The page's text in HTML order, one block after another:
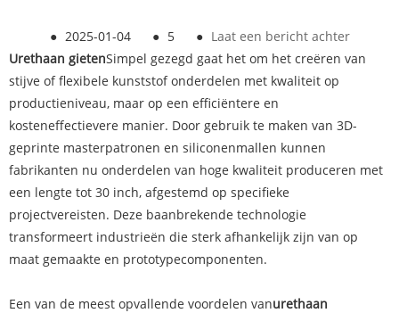
● 2025-01-04 ● 5 ● Laat een bericht achter
Urethaan gietenSimpel gezegd gaat het om het creëren van
stijve of flexibele kunststof onderdelen met kwaliteit op
productieniveau, maar op een efficiëntere en
kosteneffectievere manier. Door gebruik te maken van 3D-
geprinte masterpatronen en siliconenmallen kunnen
fabrikanten nu onderdelen van hoge kwaliteit produceren met
een lengte tot 30 inch, afgestemd op specifieke
projectvereisten. Deze baanbrekende technologie
transformeert industrieën die sterk afhankelijk zijn van op
maat gemaakte en prototypecomponenten.
Een van de meest opvallende voordelen vanurethaan